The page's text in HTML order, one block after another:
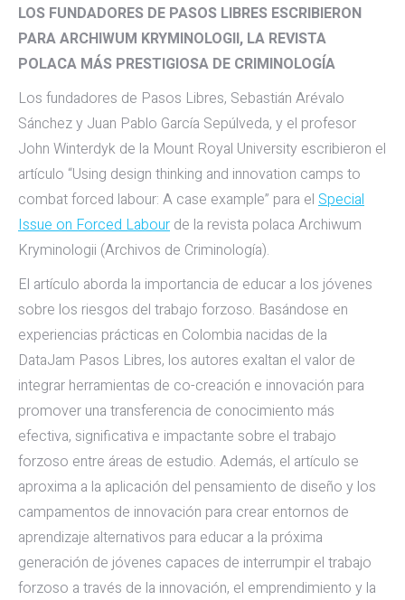
LOS FUNDADORES DE PASOS LIBRES ESCRIBIERON
PARA ARCHIWUM KRYMINOLOGII, LA REVISTA
POLACA MÁS PRESTIGIOSA DE CRIMINOLOGÍA
Los fundadores de Pasos Libres, Sebastián Arévalo
Sánchez y Juan Pablo García Sepúlveda, y el profesor
John Winterdyk de la Mount Royal University escribieron el
artículo “Using design thinking and innovation camps to
combat forced labour: A case example” para el Special
Issue on Forced Labour de la revista polaca Archiwum
Kryminologii (Archivos de Criminología).
El artículo aborda la importancia de educar a los jóvenes
sobre los riesgos del trabajo forzoso. Basándose en
experiencias prácticas en Colombia nacidas de la
DataJam Pasos Libres, los autores exaltan el valor de
integrar herramientas de co-creación e innovación para
promover una transferencia de conocimiento más
efectiva, significativa e impactante sobre el trabajo
forzoso entre áreas de estudio. Además, el artículo se
aproxima a la aplicación del pensamiento de diseño y los
campamentos de innovación para crear entornos de
aprendizaje alternativos para educar a la próxima
generación de jóvenes capaces de interrumpir el trabajo
forzoso a través de la innovación, el emprendimiento y la